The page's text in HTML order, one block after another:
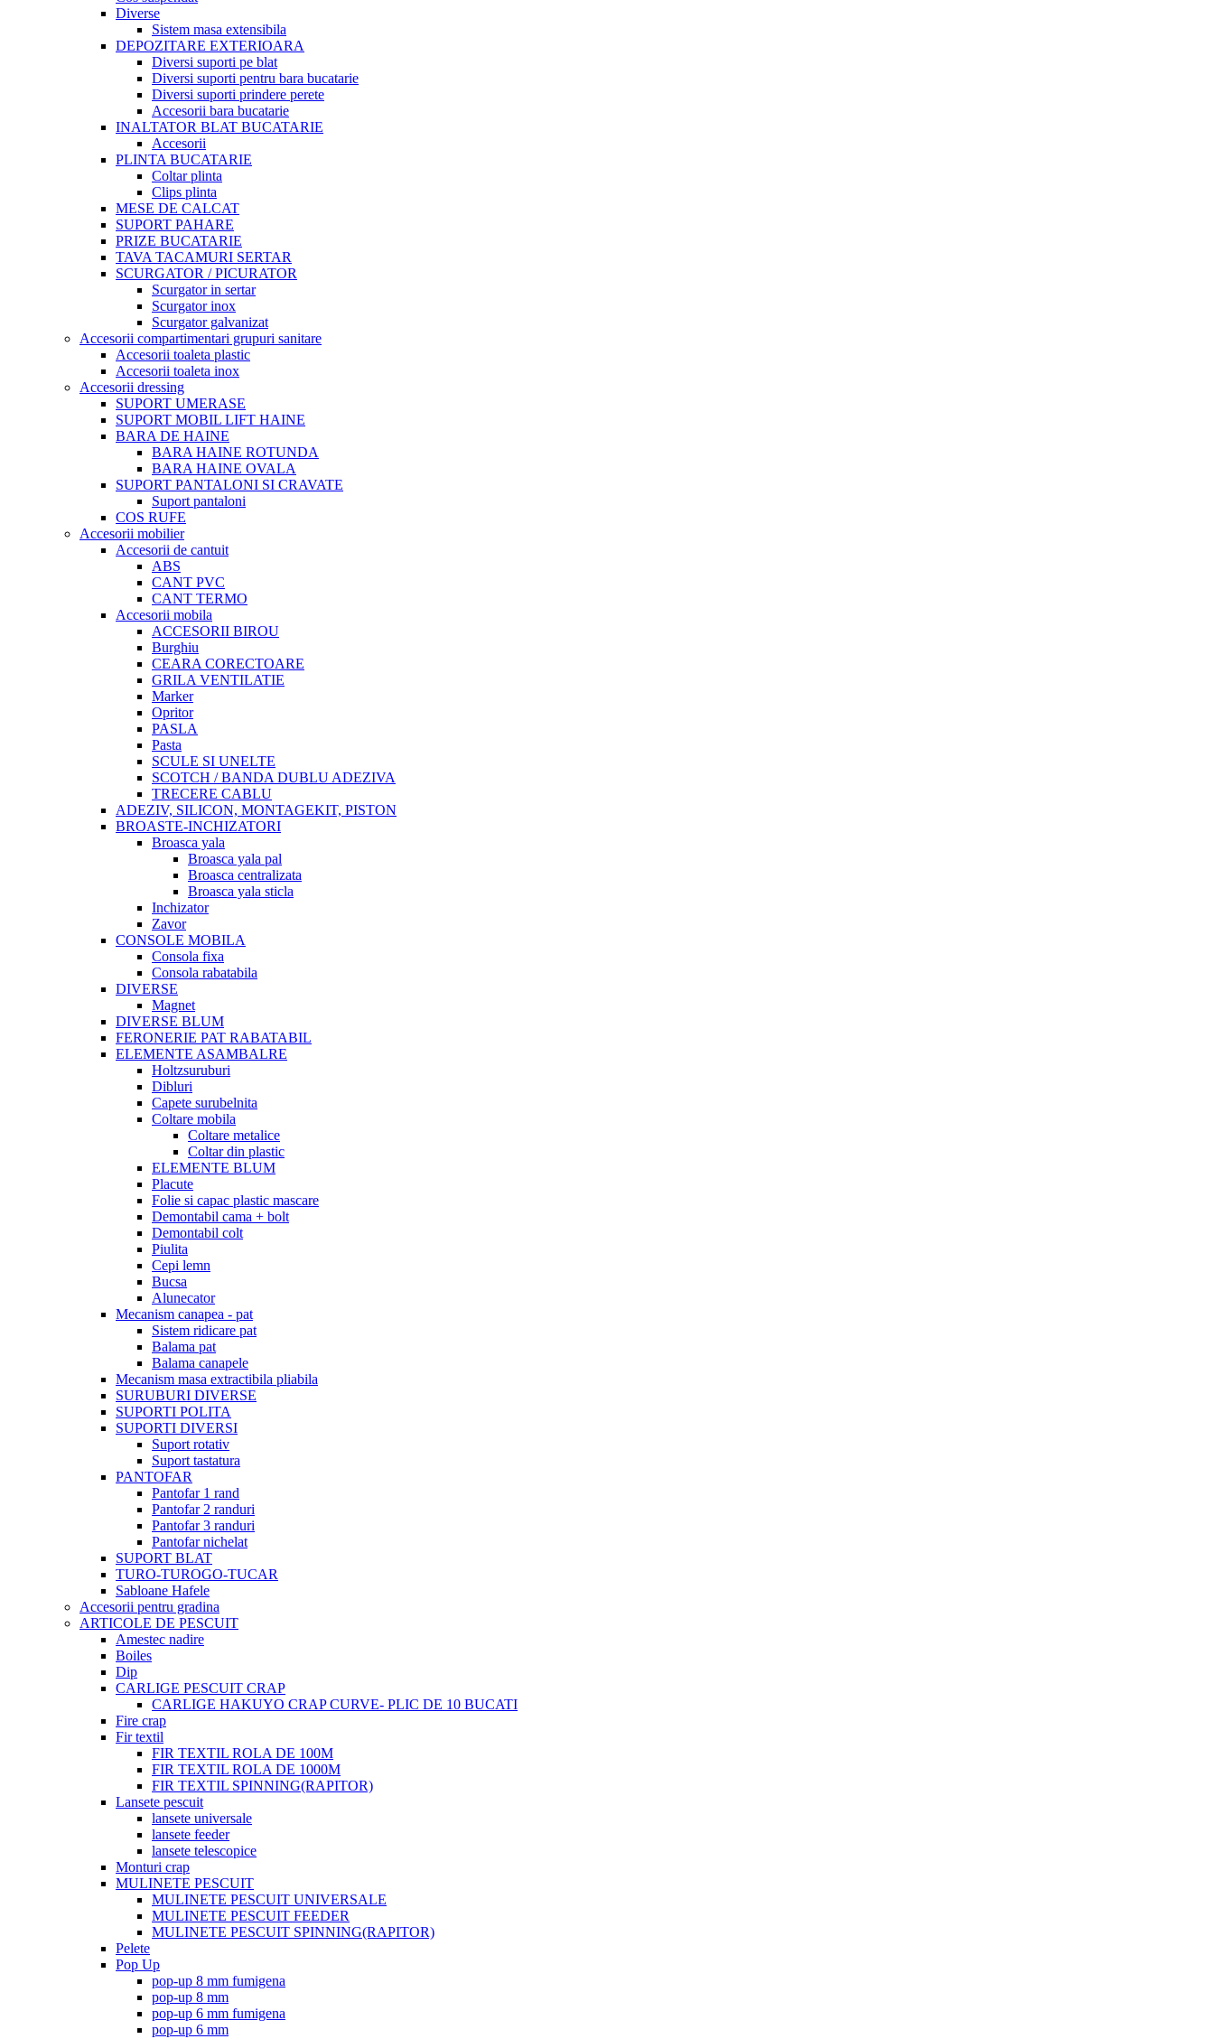
Diverse
Sistem masa extensibila
DEPOZITARE EXTERIOARA
Diversi suporti pe blat
Diversi suporti pentru bara bucatarie
Diversi suporti prindere perete
Accesorii bara bucatarie
INALTATOR BLAT BUCATARIE
Accesorii
PLINTA BUCATARIE
Coltar plinta
Clips plinta
MESE DE CALCAT
SUPORT PAHARE
PRIZE BUCATARIE
TAVA TACAMURI SERTAR
SCURGATOR / PICURATOR
Scurgator in sertar
Scurgator inox
Scurgator galvanizat
Accesorii compartimentari grupuri sanitare
Accesorii toaleta plastic
Accesorii toaleta inox
Accesorii dressing
SUPORT UMERASE
SUPORT MOBIL LIFT HAINE
BARA DE HAINE
BARA HAINE ROTUNDA
BARA HAINE OVALA
SUPORT PANTALONI SI CRAVATE
Suport pantaloni
COS RUFE
Accesorii mobilier
Accesorii de cantuit
ABS
CANT PVC
CANT TERMO
Accesorii mobila
ACCESORII BIROU
Burghiu
CEARA CORECTOARE
GRILA VENTILATIE
Marker
Opritor
PASLA
Pasta
SCULE SI UNELTE
SCOTCH / BANDA DUBLU ADEZIVA
TRECERE CABLU
ADEZIV, SILICON, MONTAGEKIT, PISTON
BROASTE-INCHIZATORI
Broasca yala
Broasca yala pal
Broasca centralizata
Broasca yala sticla
Inchizator
Zavor
CONSOLE MOBILA
Consola fixa
Consola rabatabila
DIVERSE
Magnet
DIVERSE BLUM
FERONERIE PAT RABATABIL
ELEMENTE ASAMBALRE
Holtzsuruburi
Dibluri
Capete surubelnita
Coltare mobila
Coltare metalice
Coltar din plastic
ELEMENTE BLUM
Placute
Folie si capac plastic mascare
Demontabil cama + bolt
Demontabil colt
Piulita
Cepi lemn
Bucsa
Alunecator
Mecanism canapea - pat
Sistem ridicare pat
Balama pat
Balama canapele
Mecanism masa extractibila pliabila
SURUBURI DIVERSE
SUPORTI POLITA
SUPORTI DIVERSI
Suport rotativ
Suport tastatura
PANTOFAR
Pantofar 1 rand
Pantofar 2 randuri
Pantofar 3 randuri
Pantofar nichelat
SUPORT BLAT
TURO-TUROGO-TUCAR
Sabloane Hafele
Accesorii pentru gradina
ARTICOLE DE PESCUIT
Amestec nadire
Boiles
Dip
CARLIGE PESCUIT CRAP
CARLIGE HAKUYO CRAP CURVE- PLIC DE 10 BUCATI
Fire crap
Fir textil
FIR TEXTIL ROLA DE 100M
FIR TEXTIL ROLA DE 1000M
FIR TEXTIL SPINNING(RAPITOR)
Lansete pescuit
lansete universale
lansete feeder
lansete telescopice
Monturi crap
MULINETE PESCUIT
MULINETE PESCUIT UNIVERSALE
MULINETE PESCUIT FEEDER
MULINETE PESCUIT SPINNING(RAPITOR)
Pelete
Pop Up
pop-up 8 mm fumigena
pop-up 8 mm
pop-up 6 mm fumigena
pop-up 6 mm